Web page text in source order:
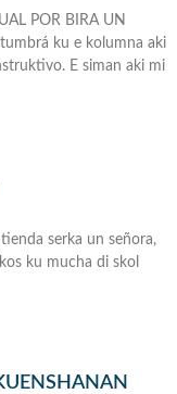
POR BIRA UN
ku e kolumna aki
E siman aki mi
serka un señora,
ku mucha di skol